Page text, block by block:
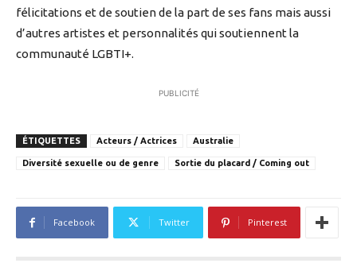
félicitations et de soutien de la part de ses fans mais aussi
d’autres artistes et personnalités qui soutiennent la
communauté LGBTI+.
PUBLICITÉ
ÉTIQUETTES Acteurs / Actrices Australie
Diversité sexuelle ou de genre Sortie du placard / Coming out
Facebook Twitter Pinterest